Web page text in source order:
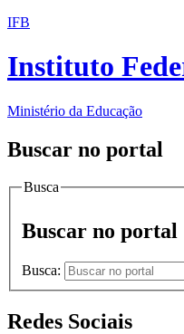
IFB
Instituto
Ministério da Educação
Buscar no portal
Busca
Buscar no portal
Busca:
Redes Sociais